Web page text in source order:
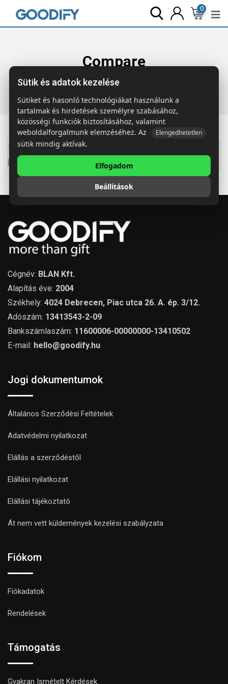
0
Compare
Főoldal Compare
No product found at your list.
Return to shop
Cégnév: BLAN Kft.
Alapítás éve: 2004
Székhely: 4024 Debrecen, Piac utca 26. A. ép. 3/12.
Adószám: 13413543-2-09
Bankszámlaszám: 11600006-00000000-13410502
E-mail: hello@goodify.hu
Jogi dokumentumok
Általános Szerződési Feltételek
Adatvédelmi nyilatkozat
Elállás a szerződéstől
Elállási nyilatkozat
Elállási tájékoztató
Át nem vett küldemények kezelési szabályzata
Fiókom
Fiókadatok
Rendelések
Támogatás
Gyakran Ismételt Kérdések
Sütik és adatok kezelése
Sütiket és hasonló technológiákat használunk a
tartalmak és hirdetések személyre szabásához,
közösségi funkciók biztosításához, valamint
weboldalforgalmunk elemzéséhez. Az
Elengedhetetlen
sütik mindig aktívak.
Elfogadom
Beállítások